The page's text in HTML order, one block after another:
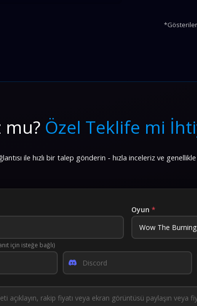
mu? Özel Teklife mi
ile hızlı bir talep gönderin - hızla inceleriz ve
Oyun *
için isteğe bağlı)